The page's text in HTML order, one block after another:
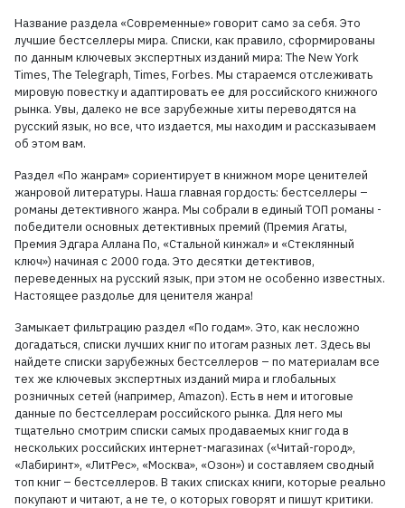
Название раздела «Современные» говорит само за себя. Это
лучшие бестселлеры мира. Списки, как правило, сформированы
по данным ключевых экспертных изданий мира: The New York
Times, The Telegraph, Times, Forbes. Мы стараемся отслеживать
мировую повестку и адаптировать ее для российского книжного
рынка. Увы, далеко не все зарубежные хиты переводятся на
русский язык, но все, что издается, мы находим и рассказываем
об этом вам.
Раздел «По жанрам» сориентирует в книжном море ценителей
жанровой литературы. Наша главная гордость: бестселлеры –
романы детективного жанра. Мы собрали в единый ТОП романы -
победители основных детективных премий (Премия Агаты,
Премия Эдгара Аллана По, «Стальной кинжал» и «Стеклянный
ключ») начиная с 2000 года. Это десятки детективов,
переведенных на русский язык, при этом не особенно известных.
Настоящее раздолье для ценителя жанра!
Замыкает фильтрацию раздел «По годам». Это, как несложно
догадаться, списки лучших книг по итогам разных лет. Здесь вы
найдете списки зарубежных бестселлеров – по материалам все
тех же ключевых экспертных изданий мира и глобальных
розничных сетей (например, Amazon). Есть в нем и итоговые
данные по бестселлерам российского рынка. Для него мы
тщательно смотрим списки самых продаваемых книг года в
нескольких российских интернет-магазинах («Читай-город»,
«Лабиринт», «ЛитРес», «Москва», «Озон») и составляем сводный
топ книг – бестселлеров. В таких списках книги, которые реально
покупают и читают, а не те, о которых говорят и пишут критики.